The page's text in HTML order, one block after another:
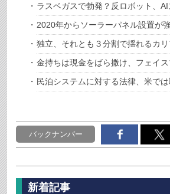
ラスベガスで勃発？反ロボット、
2020年からソーラーパネル設置が
独立、それとも３分割で揺れるカ
金持ちは現金をばら撒け、フェイ
民泊システムに対する法律、米で
バックナンバー
新着記事